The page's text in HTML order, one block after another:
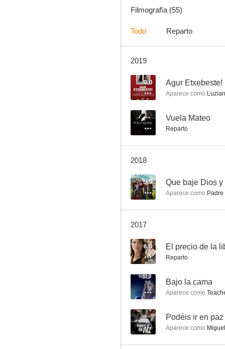
7.1
Salto al vacío
6.6
La fuga de Segovia
6.0
Filmografía (55)
Todo Reparto
2019
9.0 Agur Etxebeste!
Aparece como
-- Vuela Mateo
Reparto
2018
5.9 Que baje Dios y
Aparece como
2017
6.0 El precio de la
Reparto
-- Bajo la cama
Aparece como
-- Podéis ir en paz
Aparece como Miguel